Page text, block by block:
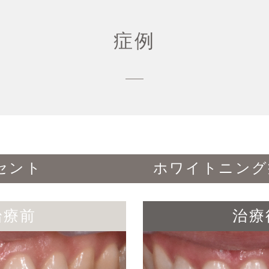
症例
セント ホワイトニング
前 治療